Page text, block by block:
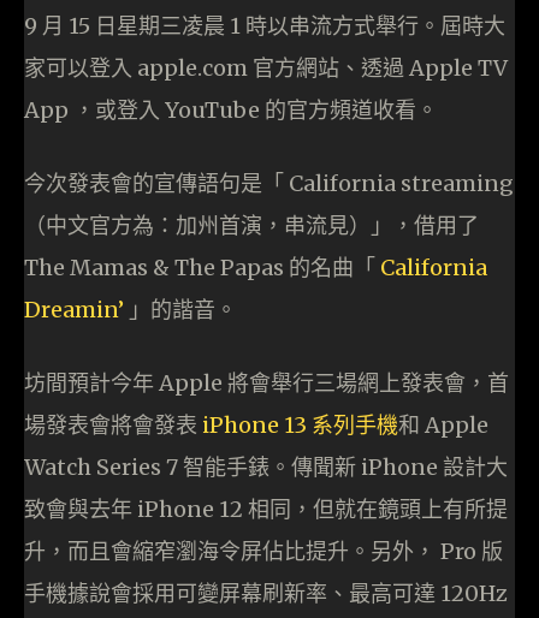
9 月 15 日星期三凌晨 1 時以串流方式舉行。屆時大
家可以登入 apple.com 官方網站、透過 Apple TV
App ，或登入 YouTube 的官方頻道收看。
今次發表會的宣傳語句是「 California streaming
（中文官方為：加州首演，串流見）」，借用了
The Mamas & The Papas 的名曲「 California
Dreamin’ 」的諧音。
坊間預計今年 Apple 將會舉行三場網上發表會，首
場發表會將會發表 iPhone 13 系列手機和 Apple
Watch Series 7 智能手錶。傳聞新 iPhone 設計大
致會與去年 iPhone 12 相同，但就在鏡頭上有所提
升，而且會縮窄瀏海令屏佔比提升。另外， Pro 版
手機據說會採用可變屏幕刷新率、最高可達 120Hz